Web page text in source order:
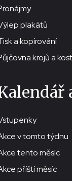
plakátů
a kopírování
krojů a
v tomto týdnu
tento měsíc
příští měsíc